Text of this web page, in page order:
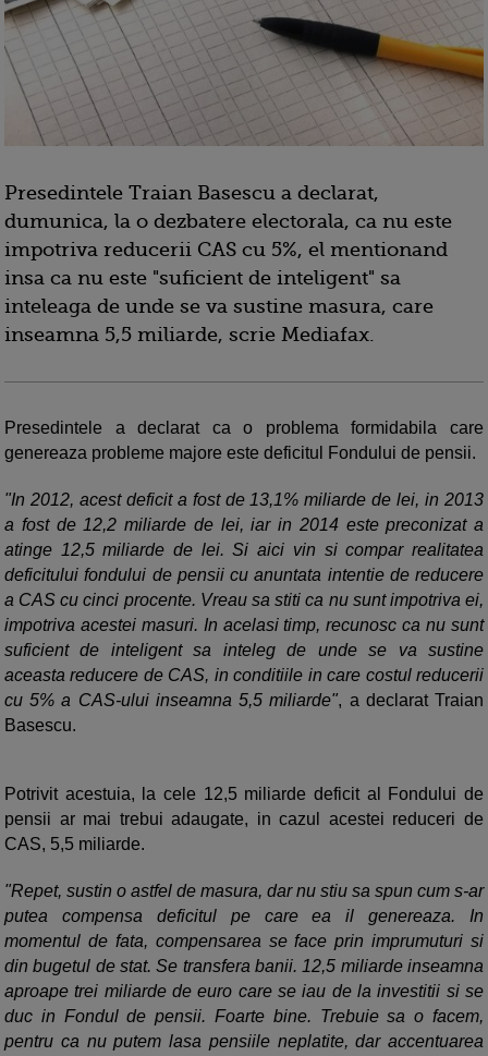
Presedintele Traian Basescu a declarat,
dumunica, la o dezbatere electorala, ca nu este
impotriva reducerii CAS cu 5%, el mentionand
insa ca nu este "suficient de inteligent" sa
inteleaga de unde se va sustine masura, care
inseamna 5,5 miliarde, scrie Mediafax.
Presedintele a declarat ca o problema formidabila care
genereaza probleme majore este deficitul Fondului de pensii.
"In 2012, acest deficit a fost de 13,1% miliarde de lei, in 2013
a fost de 12,2 miliarde de lei, iar in 2014 este preconizat a
atinge 12,5 miliarde de lei. Si aici vin si compar realitatea
deficitului fondului de pensii cu anuntata intentie de reducere
a CAS cu cinci procente. Vreau sa stiti ca nu sunt impotriva ei,
impotriva acestei masuri. In acelasi timp, recunosc ca nu sunt
suficient de inteligent sa inteleg de unde se va sustine
aceasta reducere de CAS, in conditiile in care costul reducerii
cu 5% a CAS-ului inseamna 5,5 miliarde", a declarat Traian
Basescu.
Potrivit acestuia, la cele 12,5 miliarde deficit al Fondului de
pensii ar mai trebui adaugate, in cazul acestei reduceri de
CAS, 5,5 miliarde.
"Repet, sustin o astfel de masura, dar nu stiu sa spun cum s-ar
putea compensa deficitul pe care ea il genereaza. In
momentul de fata, compensarea se face prin imprumuturi si
din bugetul de stat. Se transfera banii. 12,5 miliarde inseamna
aproape trei miliarde de euro care se iau de la investitii si se
duc in Fondul de pensii. Foarte bine. Trebuie sa o facem,
pentru ca nu putem lasa pensiile neplatite, dar accentuarea